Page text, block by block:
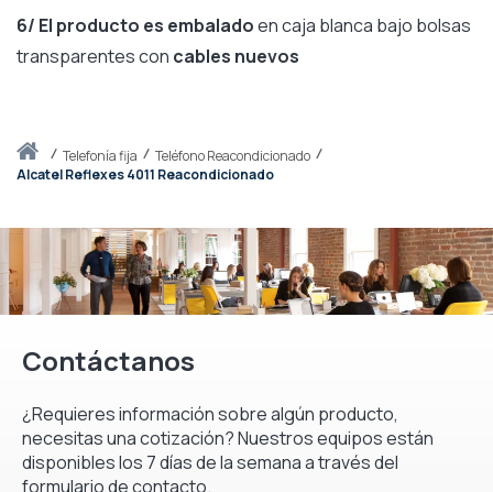
Iniciotelefonía fija
Teléfono Reacondicionado
Alcatel Reflexes 4011 Reacondicionado
6/ El producto es embaladoen caja blanca bajo bolsas
transparentes con cables nuevos
Contáctanos
¿Requieres información sobre algún producto,
necesitas una cotización? Nuestros equipos están
disponibles los 7 días de la semana a través del
formulario de contacto.